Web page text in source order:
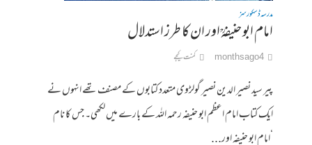
مدرسہ ڈسکورسز
امام ابو حنیفہؒ اور ان کا طرز استدلال
4 months ago کمنت کیجے
پیر سید نصیر الدین نصیر گولڑوی متعدد کتابوں کے مصنف تھے انہوں نے
ایک کتاب امام اعظم ابو حنیفہ رحمہ اللہ کے بارے میں لکھی۔ جس کا نام
‘امام ابو حنیفہ اور...